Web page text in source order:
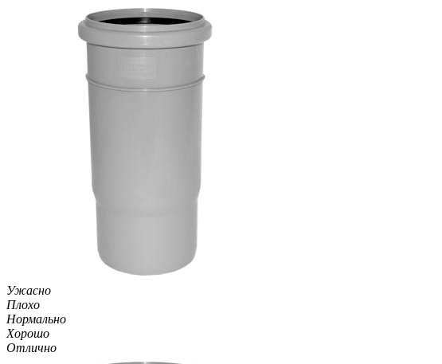
Ужасно
Плохо
Нормально
Хорошо
Отлично